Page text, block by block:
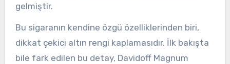
gelmiştir.
Bu sigaranın kendine özgü özelliklerinden biri,
dikkat çekici altın rengi kaplamasıdır. İlk bakışta
bile fark edilen bu detay, Davidoff Magnum